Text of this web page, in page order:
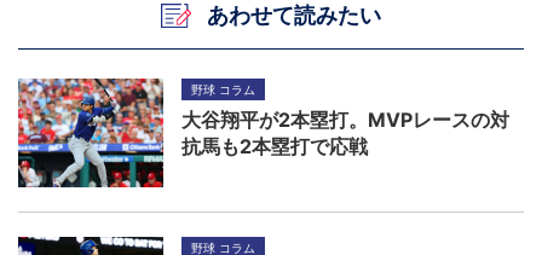
あわせて読みたい
野球 コラム
大谷翔平が2本塁打。MVPレースの対
抗馬も2本塁打で応戦
野球 コラム